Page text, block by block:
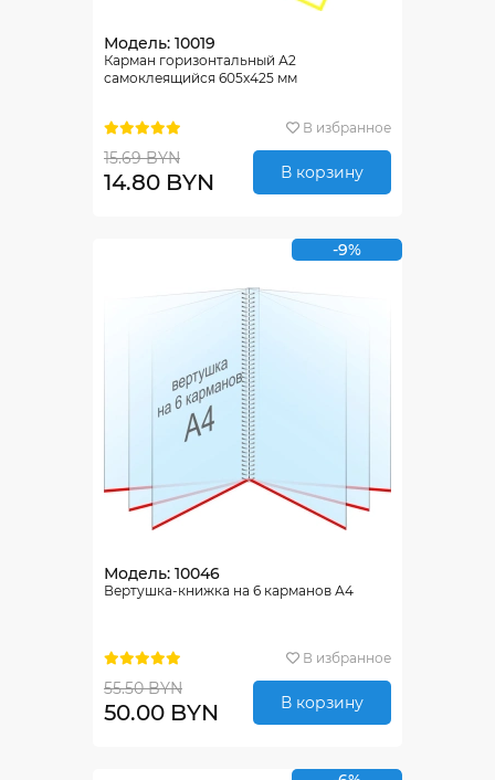
Модель: 10019
Карман горизонтальный А2
самоклеящийся 605х425 мм
В избранное
15.69 BYN
14.80 BYN В корзину
-9%
Модель: 10046
Вертушка-книжка на 6 карманов А4
В избранное
55.50 BYN
50.00 BYN В корзину